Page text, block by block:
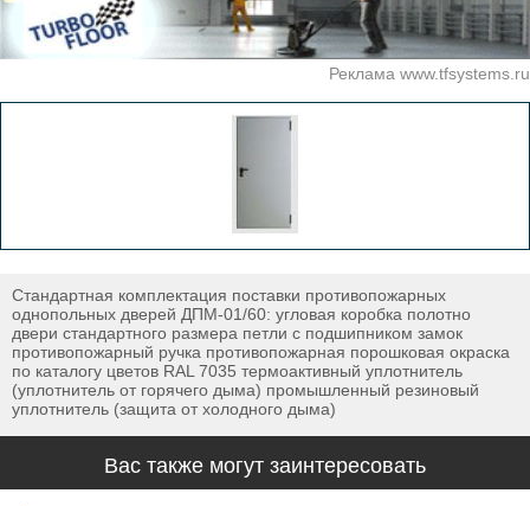
Реклама www.tfsystems.ru
Стандартная комплектация поставки противопожарных
однопольных дверей ДПМ-01/60: угловая коробка полотно
двери стандартного размера петли с подшипником замок
противопожарный ручка противопожарная порошковая окраска
по каталогу цветов RAL 7035 термоактивный уплотнитель
(уплотнитель от горячего дыма) промышленный резиновый
уплотнитель (защита от холодного дыма)
Вас также могут заинтересовать